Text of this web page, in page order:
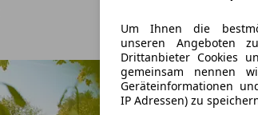
Um Ihnen die
unseren Angeboten
Drittanbieter Cookies
gemeinsam nennen
Geräteinformationen
IP Adressen) zu